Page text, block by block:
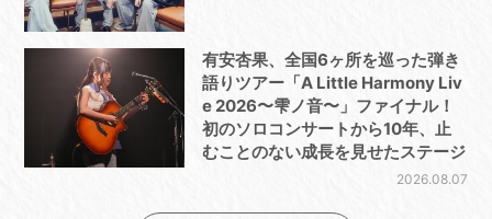
有安杏果、全国6ヶ所を巡った弾き
語りツアー「A Little Harmony Liv
e 2026〜雫ノ音〜」ファイナル！
初のソロコンサートから10年、止
むことのない成長を見せたステージ
2026.08.07